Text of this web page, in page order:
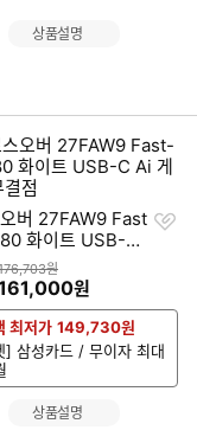
상품설명
버 27FAW9 Fast
화이트 USB-C
무결점
품금액원
인금액 원
찜
최저가 149,730원
] 삼성카드 / 무이자 최대
상품설명